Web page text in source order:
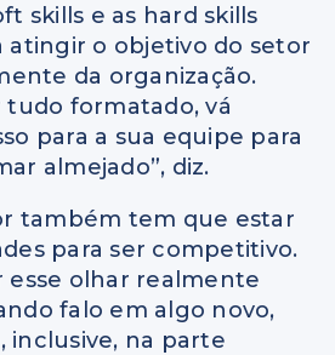
skills e as hard skills
atingir o objetivo do setor
da organização.
tudo formatado, vá
para a sua equipe para
almejado”, diz.
também tem que estar
para ser competitivo.
esse olhar realmente
falo em algo novo,
inclusive, na parte